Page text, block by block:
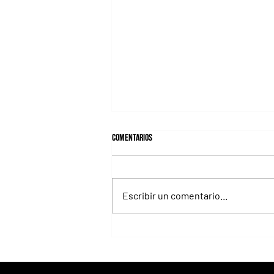
Comentarios
Escribir un comentario...